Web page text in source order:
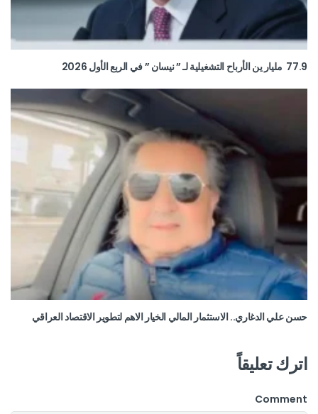
77.9 مليار ين الأرباح التشغيلية لـ ” نيسان ” في الربع الأول 2026
حسن علي الدغاري.. الاستثمار المالي الخيار الاهم لتطوير الاقتصاد العراقي
اترك تعليقاً
Comment